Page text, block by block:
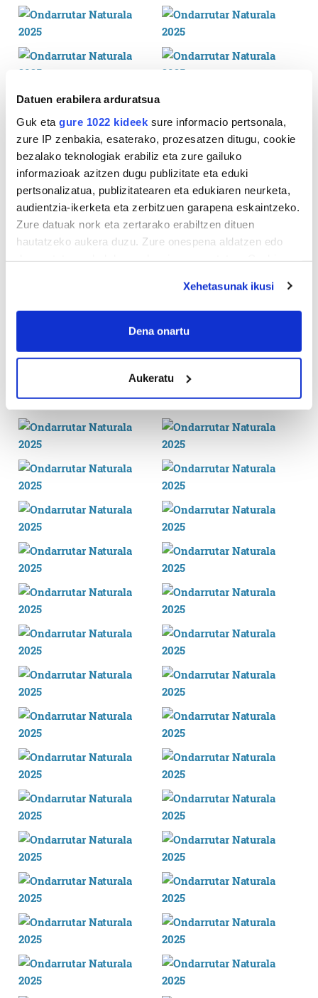
Datuen erabilera arduratsua
Guk eta gure 1022 kideek sure informacio pertsonala,
zure IP zenbakia, esaterako, prozesatzen ditugu, cookie
bezalako teknologiak erabiliz eta zure gailuko
informazioak azitzen dugu publizitate eta eduki
pertsonalizatua, publizitatearen eta edukiaren neurketa,
audientzia-ikerketa eta zerbitzuen garapena eskaintzeko.
Zure datuak nork eta zertarako erabiltzen dituen
hautatzeko aukera duzu. Zure onespena aldatzen edo
If you allow, we would also like to:
Collect information about your geographical
meters
Identify your device by actively scanning it for
specific characteristics (fingerprinting)
Find out more about how your personal data is processed
and set your preferences in the details section.
Guk eta gure bazkideek zure datu pertsonalak
prozesatzen ditugu, zure IP zenbakia, besteak beste,
teknologia erabiliz, cookieak adibidez, iragarki eta eduki
produktuak garatzeko. Zure datuak nork eta zertarako
erabiltzen dituen hauta dezakezu.
Bazkide batzuek ez dizute baimenik eskatzen, eta beren
interes komertzial legitimoetan babesten dira. Ikusi gure
bazkideen zerrenda, beren ustez zein helburutarako
duten interes legitimoa eta horren aurka nola egin
dezakezun ikusteko.
Lortu zure datu pertsonalak prozesatzeko moduari
zure baimena Cookieen adierazpenean.
Webgune honek cookie propioak eta hirugarrenen cookie-
fitxategiak erabiltzen ditu. Zure esperientzia eta
baliatzen gara. Ohar hau onartuz gero, teknologia hori
erabiltzeko baimen esplizitua ematen diguzu.
irakurri
Xehetasunak ikusi
Dena onartu
Aukeratu